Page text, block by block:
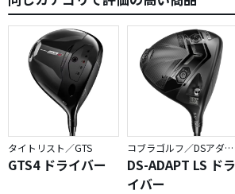
タイトリスト／GTS
GTS4 ドライバー
コブラゴルフ／DSアダプト
DS-ADAPT LS ドラ
イバー